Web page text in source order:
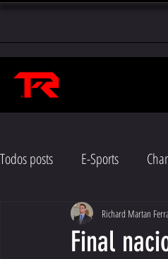
Todos posts E-Sports
Final
Richard Martan